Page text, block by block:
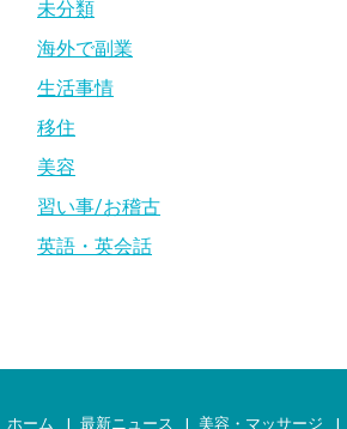
未分類
海外で副業
生活事情
移住
美容
習い事/お稽古
英語・英会話
ホーム 最新ニュース 美容・マッサージ